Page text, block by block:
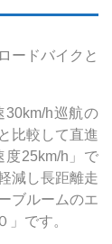
ードバイクと
30km/h巡航の
比較して直進
度25km/h」で
減し長距離走
ブルームのエ
」です。